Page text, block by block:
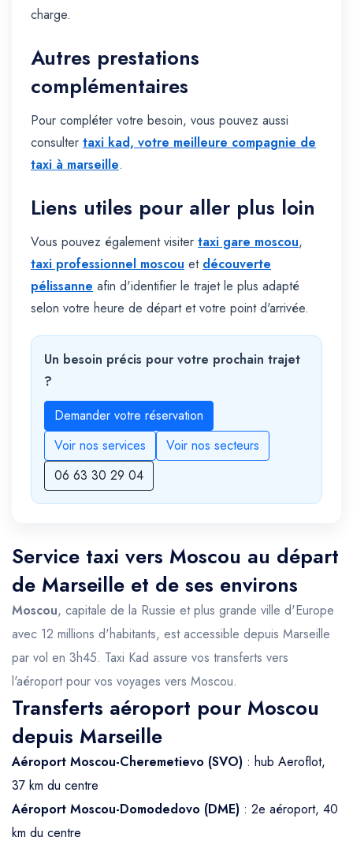
charge.
Autres prestations
complémentaires
Pour compléter votre besoin, vous pouvez aussi
consulter taxi kad, votre meilleure compagnie de
taxi à marseille.
Liens utiles pour aller plus loin
Vous pouvez également visiter taxi gare moscou,
taxi professionnel moscou et découverte
pélissanne afin d'identifier le trajet le plus adapté
selon votre heure de départ et votre point d'arrivée.
Un besoin précis pour votre prochain trajet
?
Demander votre réservation
Voir nos services
Voir nos secteurs
06 63 30 29 04
Service taxi vers Moscou au départ
de Marseille et de ses environs
Moscou, capitale de la Russie et plus grande ville d'Europe
avec 12 millions d'habitants, est accessible depuis Marseille
par vol en 3h45. Taxi Kad assure vos transferts vers
l'aéroport pour vos voyages vers Moscou.
Transferts aéroport pour Moscou
depuis Marseille
Aéroport Moscou-Cheremetievo (SVO) : hub Aeroflot,
37 km du centre
Aéroport Moscou-Domodedovo (DME) : 2e aéroport, 40
km du centre